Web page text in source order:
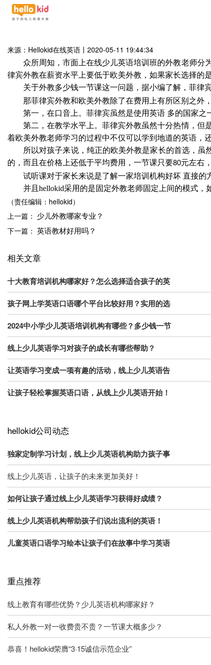
来源：Hellokid在线英语 丨 2020-05-11 19:44:34
众所周知，市面上在线少儿英语培训班的外教老师分
律宾外教在薪资水平上要低于欧美外教，如果家长选择的
关于外教多少钱一节课这一问题，据小编了解，菲律
那菲律宾外教和欧美外教除了在费用上有所区别之外
第一，在口音上。菲律宾虽然是使用英语 多的国家之
第二，在教学水平上。菲律宾外教虽然十分热情，但
着欧美外教老师学习的过程中不仅可以学到地道的英语，
所以对孩子来说，纯正的欧美外教是家长的首选，
的，而且在价格上还低于平均费用，一节课只要80元左右
试听课对于家长来说是了解一家培训机构好坏 直接的
并且 hellokid采用的是固定外教老师固定上间的模式，
（责任编辑：hellokid）
上一篇： 少儿外教哪家专业？
下一篇： 英语教材好用吗？
相关文章
十大教育培训机构哪家好？怎么选择适合孩子的英
孩子网上学英语口语哪个平台比较好用？实用的选
2024中小学少儿英语培训机构有哪些？多少钱一节
线上少儿英语学习对孩子的成长有哪些帮助？
让英语学习变成一项有趣的活动，线上少儿英语告
让孩子轻松掌握英语口语，从线上少儿英语开始！
hellokid公司动态
独家定制学习计划，线上少儿英语机构助力孩子事
线上少儿英语，让孩子的未来更加美好！
如何让孩子通过线上少儿英语学习获得好成绩？
线上少儿英语机构帮助孩子们说出流利的英语！
儿童英语口语学习绘本让孩子们在故事中学习英语
重点推荐
线上教育有哪些优势？少儿英语机构哪家好？
私人外教一对一收费贵不贵？一节课大概多少？
恭喜！hellokid荣膺“3·15诚信示范企业”